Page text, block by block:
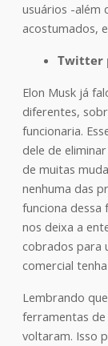
usuários -além
acostumados,
Twitter
Elon Musk já
diferentes,
funcionaria.
dele de
de muitas
nenhuma das
funciona dessa
nos deixa a
cobrados para
comercial
Lembrando
ferramentas de
voltaram. Isso